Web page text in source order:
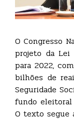
O Congresso
projeto da Lei
para 2022,
bilhões de
Seguridade
fundo eleitoral
O texto segue